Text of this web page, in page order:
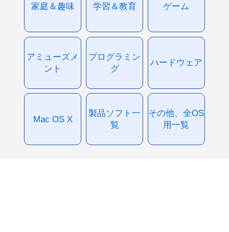
家庭＆趣味 学習＆教育 ゲーム
アミューズメ
ント
プログラミン
グ
ハードウェア
Mac OS X
製品ソフト一
覧
その他、全OS
用一覧